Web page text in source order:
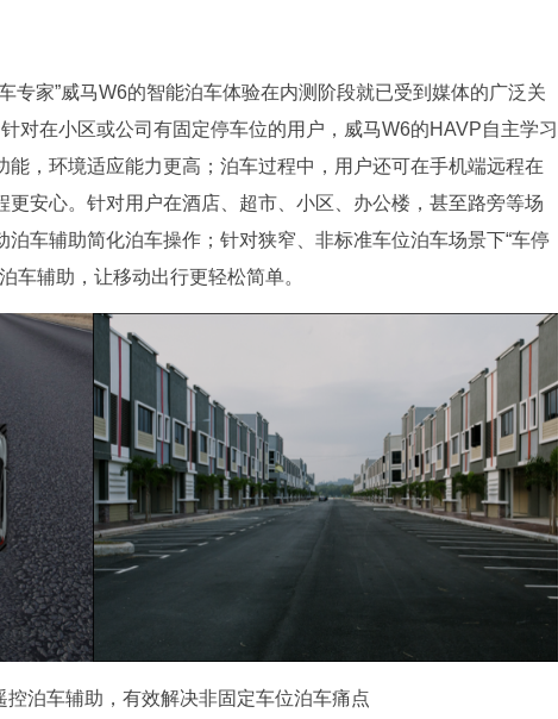
专家”威马W6的智能泊车体验在内测阶段就已受到媒体的广泛关
对在小区或公司有固定停车位的用户，威马W6的HAVP自主学习
，环境适应能力更高；泊车过程中，用户还可在手机端远程在
安心。针对用户在酒店、超市、小区、办公楼，甚至路旁等场
车辅助简化泊车操作；针对狭窄、非标准车位泊车场景下“车停
车辅助，让移动出行更轻松简单。
控泊车辅助，有效解决非固定车位泊车痛点